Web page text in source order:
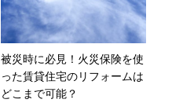
被災時に必見！火災保険を使
った賃貸住宅のリフォームは
どこまで可能？